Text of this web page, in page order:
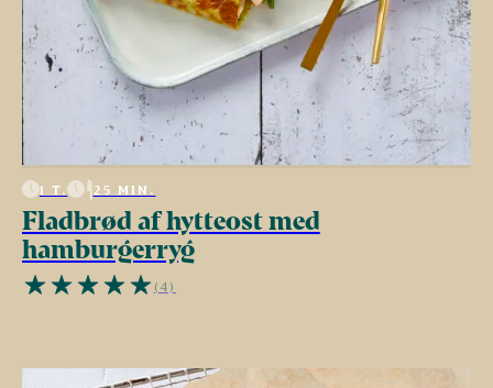
1 T. 25 MIN.
Fladbrød af hytteost med
hamburgerryg
(4)